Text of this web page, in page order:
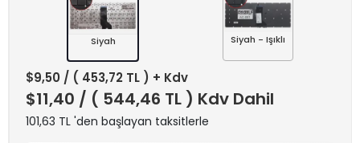
Siyah Siyah - Işıklı
$9,50 / ( 453,72 TL ) + Kdv
$11,40 / ( 544,46 TL ) Kdv Dahil
101,63 TL 'den başlayan taksitlerle